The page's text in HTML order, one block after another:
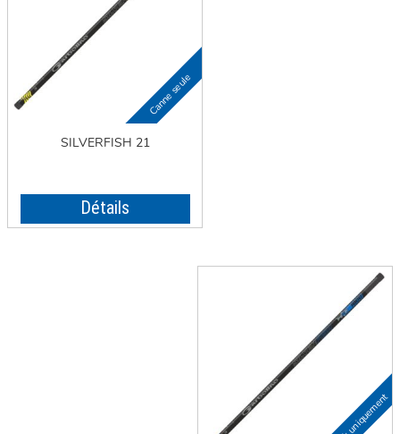
SILVERFISH 21
Détails